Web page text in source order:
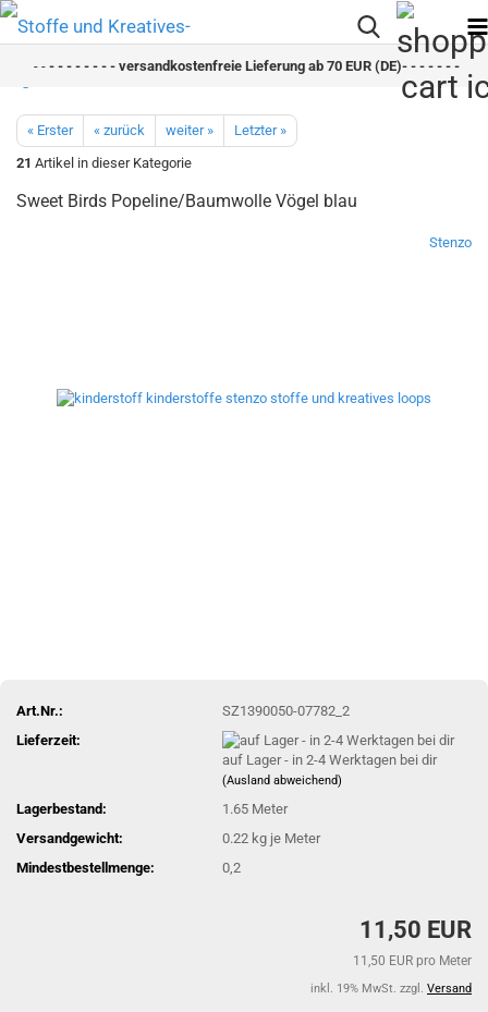
- -- - - - - - - - versandkostenfreie Lieferung ab 70 EUR (DE)- - - - - - - -
« Erster « zurück weiter »
Letzter »
21 Artikel in dieser Kategorie
Sweet Birds Popeline/Baumwolle Vögel blau
Stenzo
Art.Nr.:
SZ1390050-07782_2
Lieferzeit:
auf Lager - in 2-4 Werktagen bei dir
(Ausland abweichend)
Lagerbestand: 1.65 Meter
Versandgewicht:
0.22 kg je Meter
Mindestbestellmenge:
0,2
11,50 EUR
11,50 EUR pro Meter
inkl. 19% MwSt. zzgl. Versand